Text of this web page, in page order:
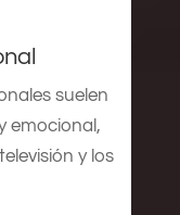
suelen
emocional,
y los